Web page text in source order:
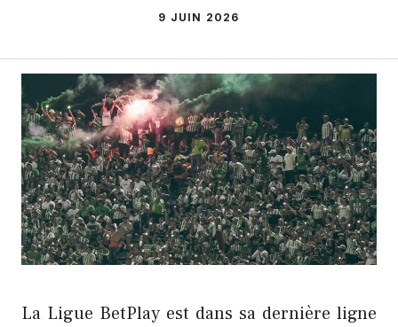
9 JUIN 2026
La Ligue BetPlay est dans sa dernière ligne